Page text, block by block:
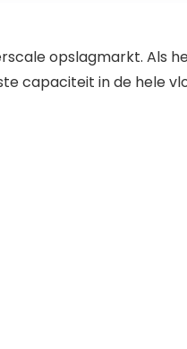
opslagmarkt. Als
capaciteit in de hele